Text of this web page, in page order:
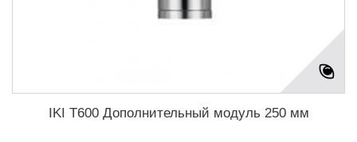
IKI T600 Дополнительный модуль 250 мм